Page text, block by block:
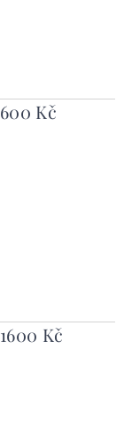
600 Kč
1600 Kč